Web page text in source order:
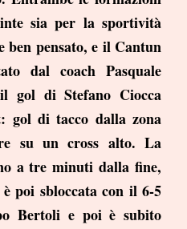
sia per la sportività
ben pensato, e il Cantun
dal coach Pasquale
gol di Stefano Ciocca
gol di tacco dalla zona
su un cross alto. La
a tre minuti dalla fine,
poi sbloccata con il 6-5
Bertoli e poi è subito